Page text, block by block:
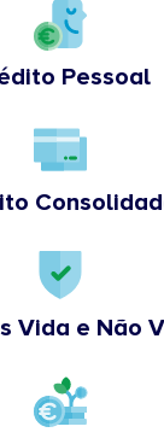
Pessoal
Vida e Não